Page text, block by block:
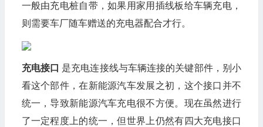
一般由充电桩自带，如果用家用插线板给车辆充电，
则需要车厂随车赠送的充电器配合才行。
充电接口 是充电连接线与车辆连接的关键部件，别小
看这个部件，在新能源汽车发展之初，这个接口并不
统一，导致新能源汽车充电很不方便。现在虽然进行
了一定程度上的统一，但世界上仍然有四大充电接口